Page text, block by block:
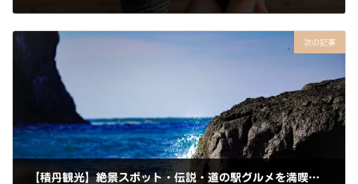
次の記事
【積丹観光】絶景スポット・伝説・道の駅グルメを満喫！おすすめモデルコースをご紹介